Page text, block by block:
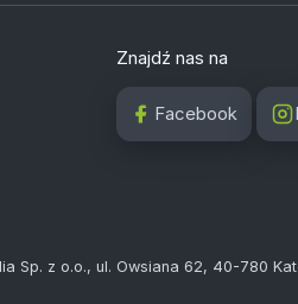
Znajdź nas na
Facebook
Sp. z o.o., ul. Owsiana 62, 40-780